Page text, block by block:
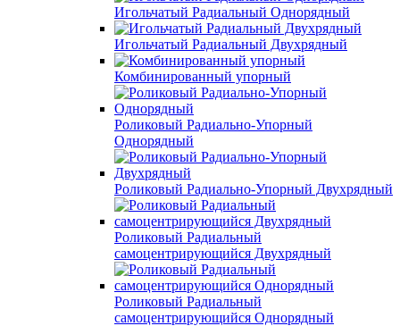
Игольчатый Радиальный Однорядный
Игольчатый Радиальный Двухрядный
Комбинированный упорный
Роликовый Радиально-Упорный
Однорядный
Роликовый Радиально-Упорный Двухрядный
Роликовый Радиальный
самоцентрирующийся Двухрядный
Роликовый Радиальный
самоцентрирующийся Однорядный